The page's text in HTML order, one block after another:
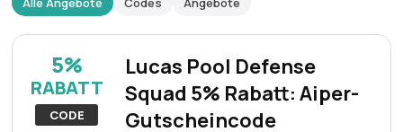
5%
RABATT
CODE
Lucas Pool Defense
Squad 5% Rabatt: Aiper-
Gutscheincode